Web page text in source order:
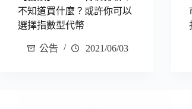
不知道買什麼？或許你可以
選擇指數型代幣
公告 2021/06/03